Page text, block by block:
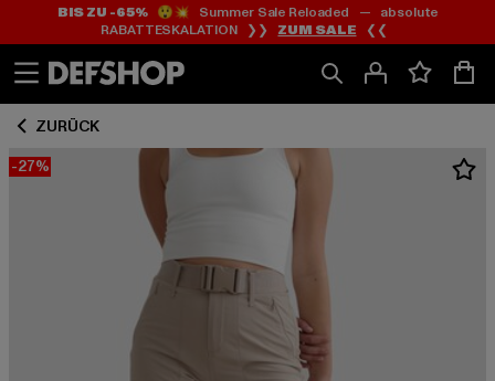
Zum
Inhalt
springen
Zum
Fußzeile
springen
BIS ZU -65%😲💥 Summer Sale Reloaded — absolute
RABATTESKALATION ❯❯ ZUM SALE ❮❮
ZURÜCK
-27%